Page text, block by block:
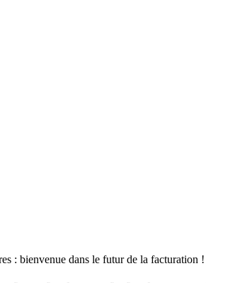
: bienvenue dans le futur de la facturation !